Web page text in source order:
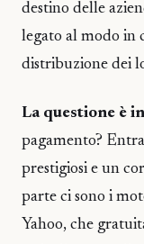
destino delle
legato al modo in
distribuzione dei
La questione è
pagamento?
prestigiosi e un
parte ci sono i
Yahoo, che